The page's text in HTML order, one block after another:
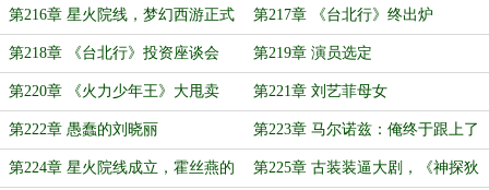
老二
第216章 星火院线，梦幻西游正式
上线
第217章 《台北行》终出炉
第218章 《台北行》投资座谈会 第219章 演员选定
第220章 《火力少年王》大甩卖 第221章 刘艺菲母女
第222章 愚蠢的刘晓丽 第223章 马尔诺兹：俺终于跟上了
第224章 星火院线成立，霍丝燕的 第225章 古装装逼大剧，《神探狄